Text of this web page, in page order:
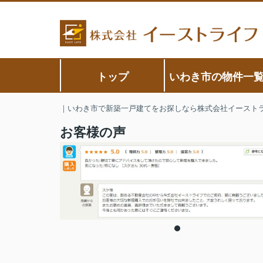
トップ いわき市の物件一
｜いわき市で新築一戸建てをお探しなら株式会社イースト
お客様の声